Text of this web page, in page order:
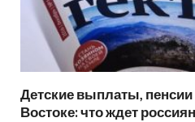
Детские выплаты, пенсии
Востоке: что ждет